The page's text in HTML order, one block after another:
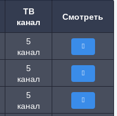
ТВ
канал
Смотреть
5
канал
5
канал
5
канал